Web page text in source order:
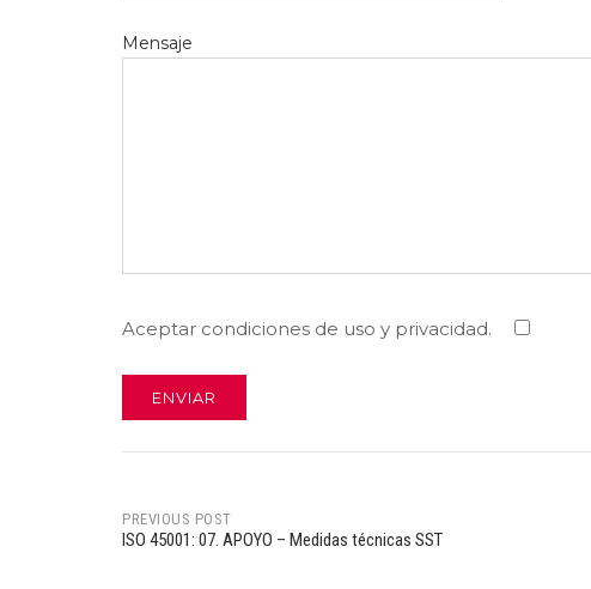
Mensaje
Aceptar condiciones de uso y privacidad.
Post
PREVIOUS POST
ISO 45001: 07. APOYO – Medidas técnicas SST